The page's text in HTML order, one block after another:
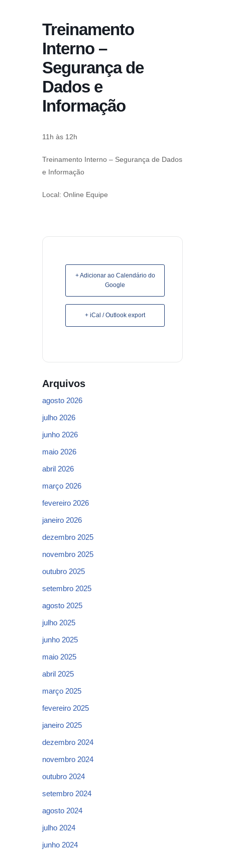
Treinamento
Interno –
Segurança de
Dados e
Informação
11h às 12h
Treinamento Interno – Segurança de Dados
e Informação
Local: Online Equipe
+ Adicionar ao Calendário do
Google
+ iCal / Outlook export
Arquivos
agosto 2026
julho 2026
junho 2026
maio 2026
abril 2026
março 2026
fevereiro 2026
janeiro 2026
dezembro 2025
novembro 2025
outubro 2025
setembro 2025
agosto 2025
julho 2025
junho 2025
maio 2025
abril 2025
março 2025
fevereiro 2025
janeiro 2025
dezembro 2024
novembro 2024
outubro 2024
setembro 2024
agosto 2024
julho 2024
junho 2024